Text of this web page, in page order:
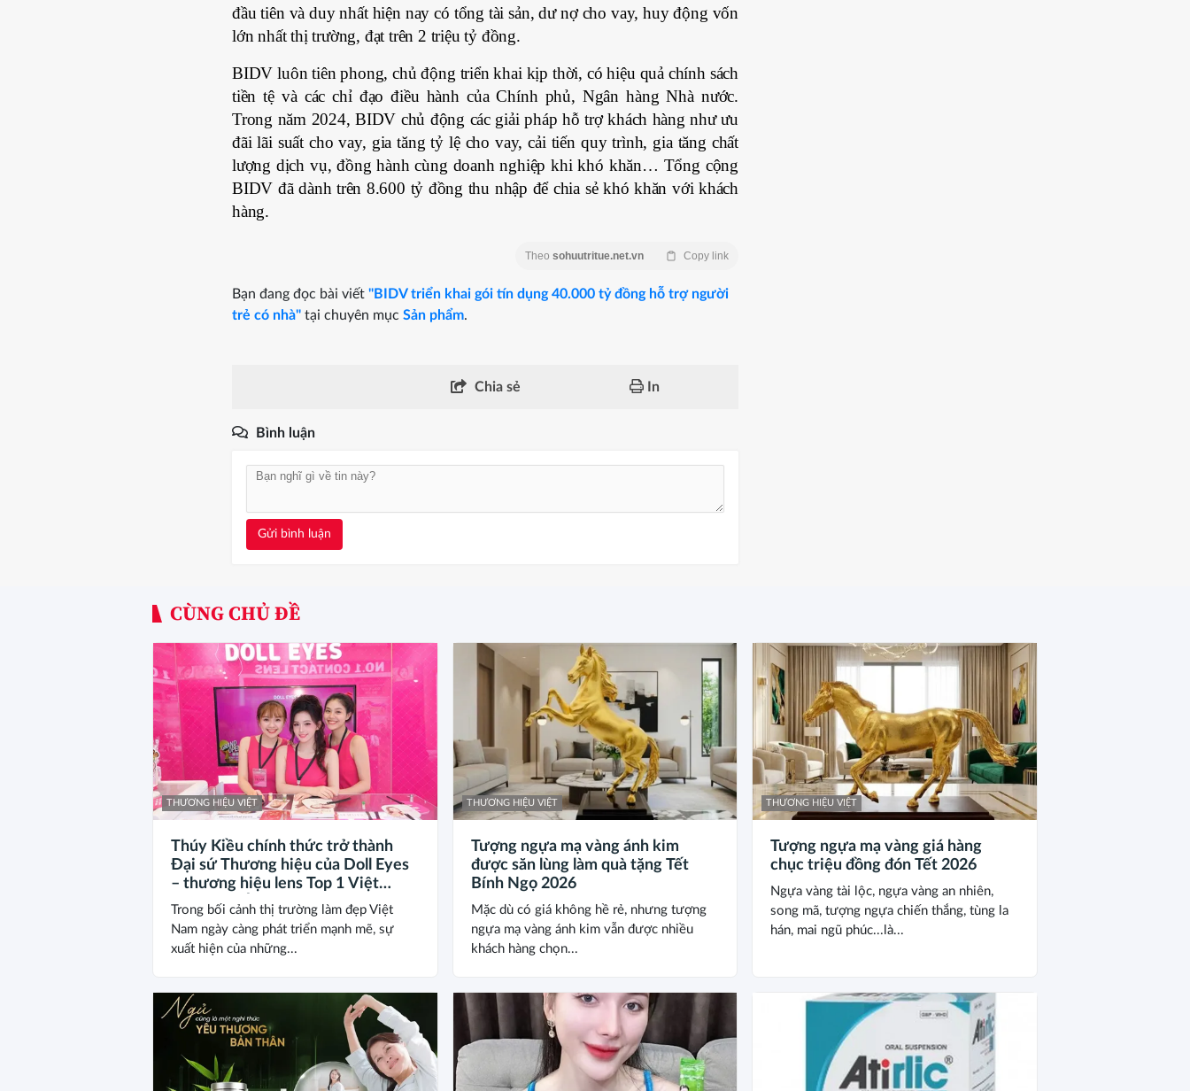
đầu tiên và duy nhất hiện nay có tổng tài sản, dư nợ cho vay, huy động vốn
lớn nhất thị trường, đạt trên 2 triệu tỷ đồng.
BIDV luôn tiên phong, chủ động triển khai kịp thời, có hiệu quả chính sách
tiền tệ và các chỉ đạo điều hành của Chính phủ, Ngân hàng Nhà nước.
Trong năm 2024, BIDV chủ động các giải pháp hỗ trợ khách hàng như ưu
đãi lãi suất cho vay, gia tăng tỷ lệ cho vay, cải tiến quy trình, gia tăng chất
lượng dịch vụ, đồng hành cùng doanh nghiệp khi khó khăn… Tổng cộng
BIDV đã dành trên 8.600 tỷ đồng thu nhập để chia sẻ khó khăn với khách
hàng.
Theo sohuutritue.net.vn Copy link
Bạn đang đọc bài viết "BIDV triển khai gói tín dụng 40.000 tỷ đồng hỗ trợ người
trẻ có nhà" tại chuyên mục Sản phẩm.
Chia sẻ In
Bình luận
Gửi bình luận
CÙNG CHỦ ĐỀ
THƯƠNG HIỆU VIỆT
Thúy Kiều chính thức trở thành
Đại sứ Thương hiệu của Doll Eyes
– thương hiệu lens Top 1 Việt
Nam, ra mắt chiến dịch “Pink Club”
Trong bối cảnh thị trường làm đẹp Việt
Nam ngày càng phát triển mạnh mẽ, sự
xuất hiện của những...
THƯƠNG HIỆU VIỆT
Tượng ngựa mạ vàng ánh kim
được săn lùng làm quà tặng Tết
Bính Ngọ 2026
Mặc dù có giá không hề rẻ, nhưng tượng
ngựa mạ vàng ánh kim vẫn được nhiều
khách hàng chọn...
THƯƠNG HIỆU VIỆT
Tượng ngựa mạ vàng giá hàng
chục triệu đồng đón Tết 2026
Ngựa vàng tài lộc, ngựa vàng an nhiên,
song mã, tượng ngựa chiến thắng, tùng la
hán, mai ngũ phúc...là...